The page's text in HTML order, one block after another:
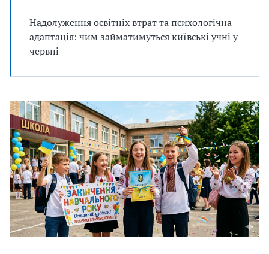
Надолуження освітніх втрат та психологічна
адаптація: чим займатимуться київські учні у
червні